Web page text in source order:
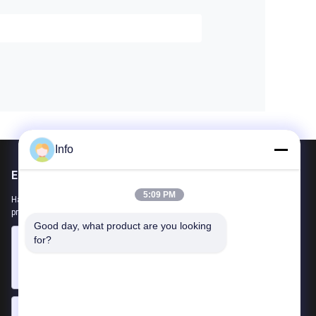
Envíenos un correo
Háganos saber su requerimiento. Conectaremos los mejores
productos contigo.
Info
5:09 PM
Good day, what product are you looking
for?